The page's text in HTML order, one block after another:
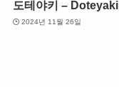
도테야키 – Doteyaki
2024년 11월 26일